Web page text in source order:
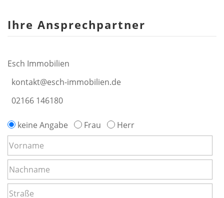
Ihre Ansprechpartner
Esch Immobilien
kontakt@esch-immobilien.de
02166 146180
keine Angabe Frau Herr